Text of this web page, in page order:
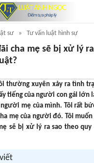
sư Tư vấn luật hình sự
cha mẹ sẽ bị xử lý
thường xuyên xảy ra tình
tiếng của người con gái lớn
mẹ của mình. Tôi rất
mẹ của người đó. Tôi muốn
sẽ bị xử lý ra sao theo quy